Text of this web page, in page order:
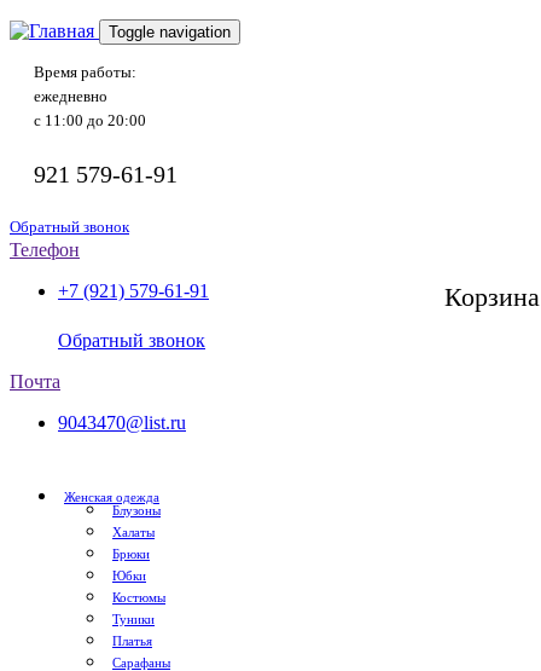
Toggle navigation
Время работы:
ежедневно
с 11:00 до 20:00
921 579-61-91
Обратный звонок
Корзина
Телефон
+7 (921) 579-61-91
Обратный звонок
Почта
9043470@list.ru
Женская одежда
Блузоны
Халаты
Брюки
Юбки
Костюмы
Туники
Платья
Сарафаны